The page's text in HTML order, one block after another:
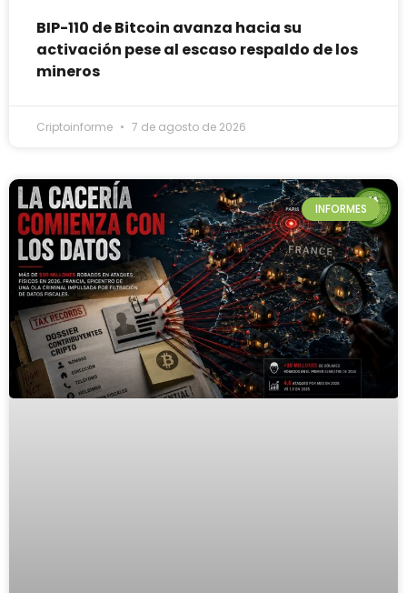
BIP-110 de Bitcoin avanza hacia su
activación pese al escaso respaldo de los
mineros
Criptoinforme 7 de agosto de 2026
INFORMES